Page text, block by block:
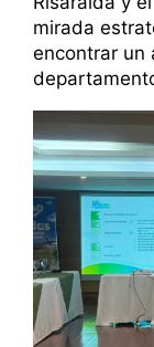
mirada
encontrar un